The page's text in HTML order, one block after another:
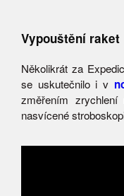
Vypouštění raket
Několikrát za
se uskutečnilo i v
změřením
nasvícené